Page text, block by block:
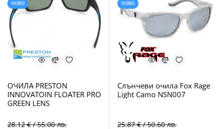
НОВО
ОЧИЛА PRESTON
INNOVATOIN FLOATER PRO
GREEN LENS
28.12 € / 55.00 лв.
НОВО
Слънчеви очила Fox Rage
Light Camo NSN007
25.87 € / 50.60 лв.